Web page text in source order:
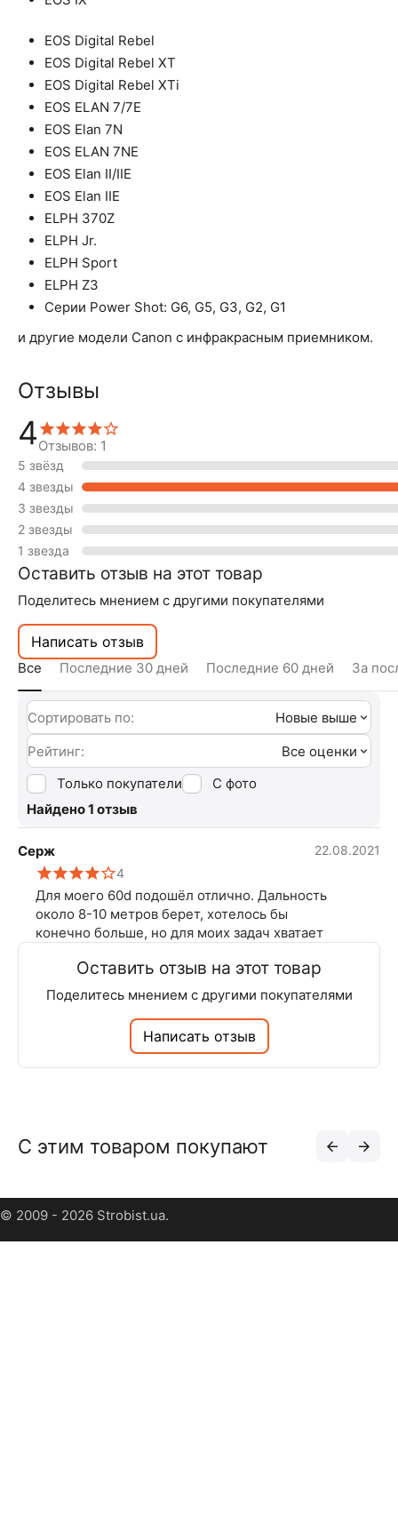
EOS Digital Rebel
EOS Digital Rebel XT
EOS Digital Rebel XTi
EOS ELAN 7/7E
EOS Elan 7N
EOS ELAN 7NE
EOS Elan II/IIE
EOS Elan IIE
ELPH 370Z
ELPH Jr.
ELPH Sport
ELPH Z3
Серии Power Shot: G6, G5, G3, G2, G1
и другие модели Canon с инфракрасным приемником.
Отзывы
4Отзывов: 1
5 звёзд
4 звезды
3 звезды
2 звезды
1 звезда
Оставить отзыв на этот товар
Поделитесь мнением с другими покупателями
Написать отзыв
Все Последние 30 дней Последние 60 дней За
Сортировать по:
Новые выше
Рейтинг:
Все оценки
Только покупатели
С фото
Найдено 1 отзыв
Серж
22.08.2021
4
Для моего 60d подошёл отлично. Дальность
около 8-10 метров берет, хотелось бы
конечно больше, но для моих задач хватает
Оставить отзыв на этот товар
Поделитесь мнением с другими покупателями
Написать отзыв
С этим товаром покупают
© 2009 - 2026 Strobist.ua.